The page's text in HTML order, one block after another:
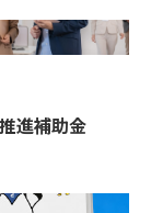
進補助金